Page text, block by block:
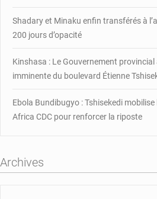
Shadary et Minaku enfin transférés à
200 jours d’opacité
Kinshasa : Le Gouvernement
imminente du boulevard Étienne
Ebola Bundibugyo : Tshisekedi mobilise
Africa CDC pour renforcer la riposte
Archives